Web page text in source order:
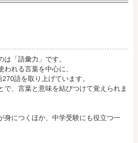
「語彙力」です。
れる言葉を中心に、
語を取り上げています。
で、言葉と意味を結びつけて覚えられま
身につくほか、中学受験にも役立つ一